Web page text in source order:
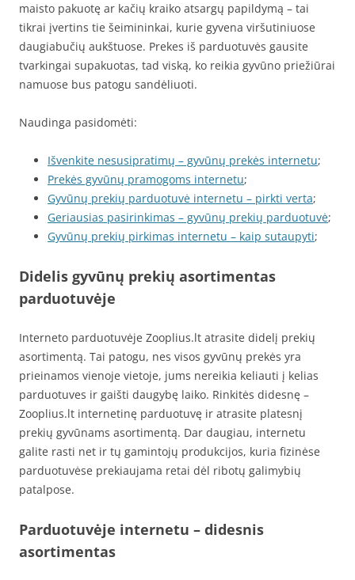
maisto pakuotę ar kačių kraiko atsargų papildymą – tai
tikrai įvertins tie šeimininkai, kurie gyvena viršutiniuose
daugiabučių aukštuose. Prekes iš parduotuvės gausite
tvarkingai supakuotas, tad viską, ko reikia gyvūno priežiūrai
namuose bus patogu sandėliuoti.
Naudinga pasidomėti:
Išvenkite nesusipratimų – gyvūnų prekės internetu;
Prekės gyvūnų pramogoms internetu;
Gyvūnų prekių parduotuvė internetu – pirkti verta;
Geriausias pasirinkimas – gyvūnų prekių parduotuvė;
Gyvūnų prekių pirkimas internetu – kaip sutaupyti;
Didelis gyvūnų prekių asortimentas
parduotuvėje
Interneto parduotuvėje Zooplius.lt atrasite didelį prekių
asortimentą. Tai patogu, nes visos gyvūnų prekės yra
prieinamos vienoje vietoje, jums nereikia keliauti į kelias
parduotuves ir gaišti daugybę laiko. Rinkitės didesnę –
Zooplius.lt internetinę parduotuvę ir atrasite platesnį
prekių gyvūnams asortimentą. Dar daugiau, internetu
galite rasti net ir tų gamintojų produkcijos, kuria fizinėse
parduotuvėse prekiaujama retai dėl ribotų galimybių
patalpose.
Parduotuvėje internetu – didesnis
asortimentas